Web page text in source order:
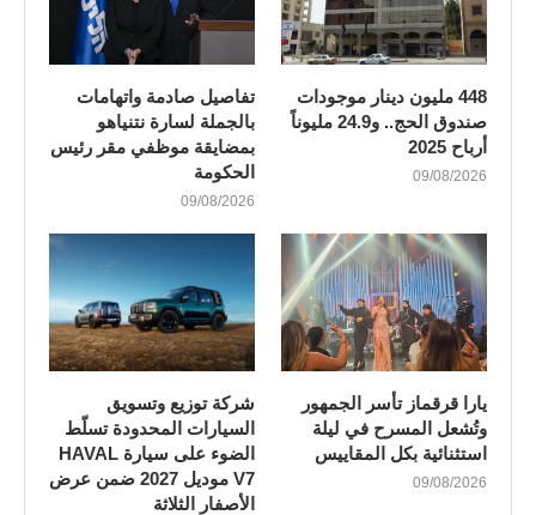
448 مليون دينار موجودات
صندوق الحج.. و24.9 مليوناً
أرباح 2025
09/08/2026
تفاصيل صادمة واتهامات
بالجملة لسارة نتنياهو
بمضايقة موظفي مقر رئيس
الحكومة
09/08/2026
يارا قرقماز تأسر الجمهور
وتُشعل المسرح في ليلة
استثنائية بكل المقاييس
09/08/2026
شركة توزيع وتسويق
السيارات المحدودة تسلّط
الضوء على سيارة HAVAL
V7 موديل 2027 ضمن عرض
الأصفار الثلاثة